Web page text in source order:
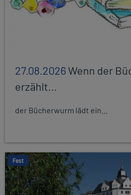
27.08.2026Wenn der
erzählt...
der Bücherwurm lädt ein...
Fest